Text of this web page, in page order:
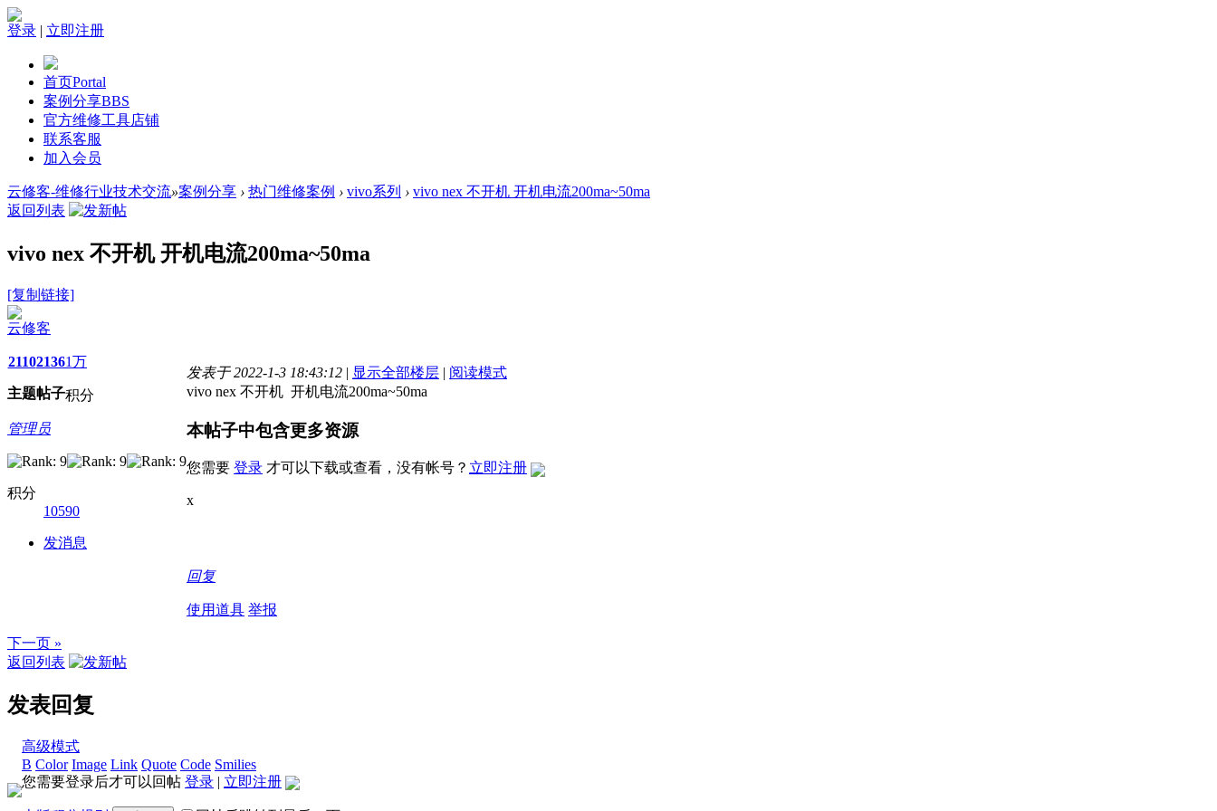
登录 | 立即注册
首页Portal
案例分享BBS
官方维修工具店铺
联系客服
加入会员
云修客-维修行业技术交流»案例分享 › 热门维修案例 › vivo系列 › vivo nex 不开机 开机电流200ma~50ma
返回列表
vivo nex 不开机 开机电流200ma~50ma
[复制链接]
云修客
2110
主题
2136
帖子
1万
积分
管理员
积分
10590
发消息
发表于 2022-1-3 18:43:12 | 显示全部楼层 | 阅读模式
vivo nex 不开机 开机电流200ma~50ma
本帖子中包含更多资源
您需要 登录 才可以下载或查看，没有帐号？ 立即注册
x
回复
使用道具 举报
下一页 »
返回列表
发表回复
高级模式
B Color Image Link Quote Code Smilies
您需要登录后才可以回帖 登录 | 立即注册